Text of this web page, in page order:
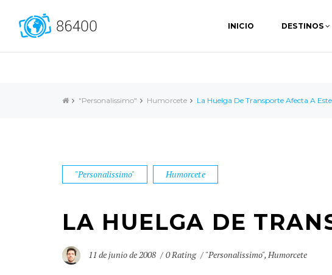
INICIO DESTINOS
"Personalissimo" Humorcete La Huelga De Transporte Afecta A
"Personalissimo" Humorcete
LA HUELGA DE
11 de junio de 2008 0 Rating "Personalissimo", Humorcete